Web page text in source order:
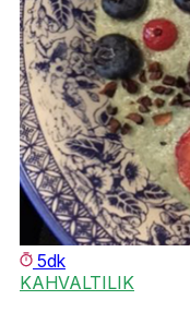
5dk
KAHVALTILIK